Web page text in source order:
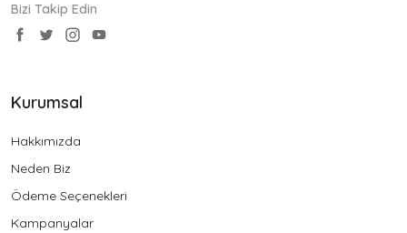
Bizi Takip Edin
Kurumsal
Hakkımızda
Neden Biz
Ödeme Seçenekleri
Kampanyalar